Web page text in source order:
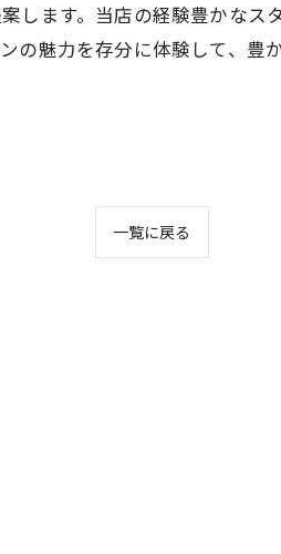
します。当店の経験豊かな
魅力を存分に体験して、豊
一覧に戻る